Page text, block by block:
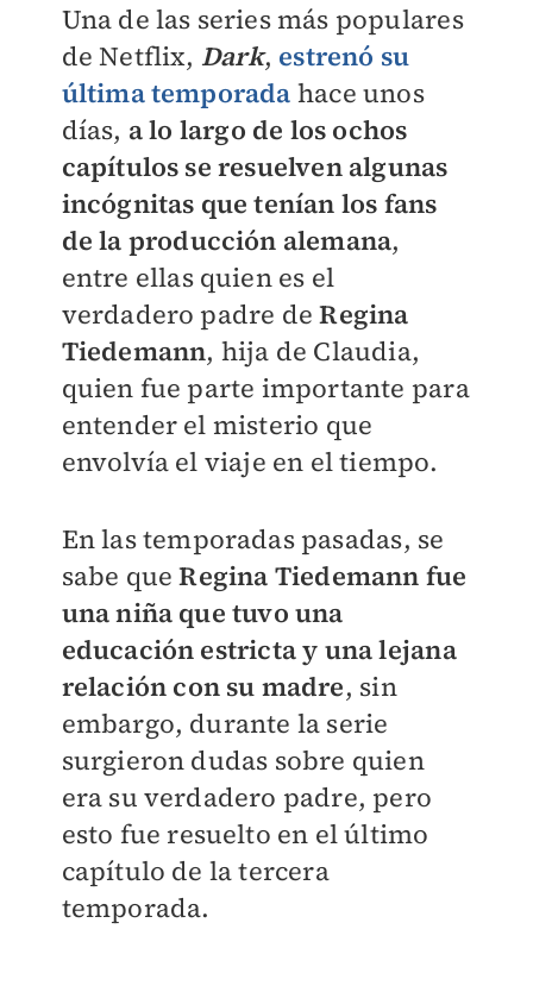
Una de las series más populares
de Netflix, Dark, estrenó su
última temporada hace unos
días, a lo largo de los ochos
capítulos se resuelven algunas
incógnitas que tenían los fans
de la producción alemana,
entre ellas quien es el
verdadero padre deRegina
Tiedemann, hija de Claudia,
quien fue parte importante para
entender el misterio que
envolvía el viaje en el tiempo.
En las temporadas pasadas, se
sabe queRegina Tiedemann fue
una niña que tuvo una
educación estricta y una lejana
relación con su madre, sin
embargo, durante la serie
surgieron dudas sobre quien
era su verdadero padre, pero
esto fue resuelto en el último
capítulo de la tercera
temporada.